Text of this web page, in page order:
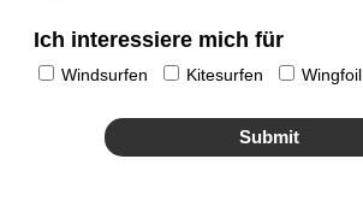
Ich interessiere mich für
Windsurfen Kitesurfen Wingfoil
Submit